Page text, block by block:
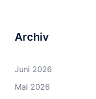
Archiv
Juni 2026
Mai 2026